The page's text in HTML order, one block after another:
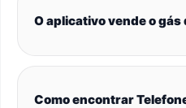
O aplicativo vende o
Como encontrar